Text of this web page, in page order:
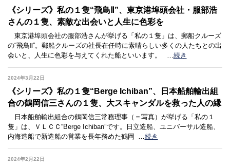
《シリーズ》私の１隻“飛鳥Ⅱ”、東京港埠頭会社・服部浩
さんの１隻、素敵な出会いと人生に色彩を
東京港埠頭会社の服部浩さんが挙げる「私の１隻」は、郵船クルーズ
の“飛鳥Ⅱ”。郵船クルーズの社長在任時に素晴らしい多くの人たちとの出
会いと、人生に色彩を与えてくれた船といいます。
…続き
2024年3月22日
《シリーズ》私の１隻“Berge Ichiban”、日本船舶輸出組
合の鶴岡信三さんの１隻、大スキャンダルを救った人の縁
日本船舶輸出組合の鶴岡信三常務理事（＝写真）が挙げる「私の１
隻」は、ＶＬＣＣ“Berge Ichiban”です。日立造船、ユニバーサル造船、
内海造船で新造船の営業を長年務めた鶴岡
…続き
2024年2月22日